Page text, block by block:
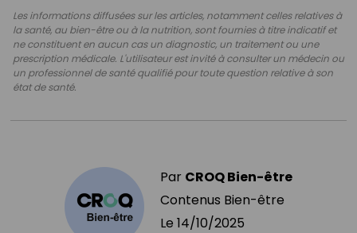
Les informations diffusées sur les articles, notamment celles relatives à
la santé, au bien-être ou à la nutrition, sont fournies à titre indicatif et
ne constituent en aucun cas un diagnostic, un traitement ou une
prescription médicale. L'utilisateur est invité à consulter un médecin ou
un professionnel de santé qualifié pour toute question relative à son
état de santé.
Par CROQ Bien-être
Contenus Bien-être
Le 14/10/2025